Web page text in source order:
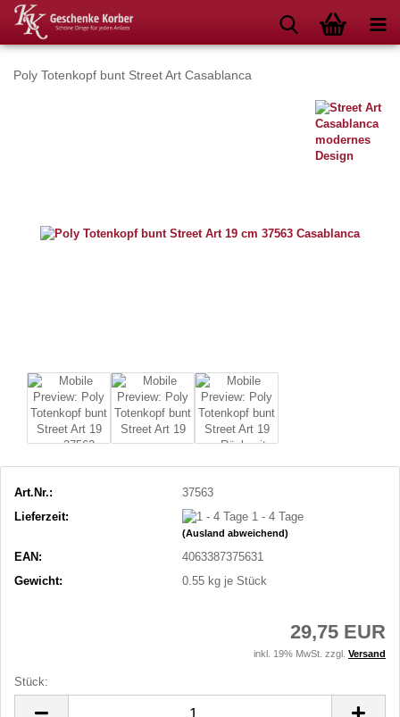
Poly Totenkopf bunt Street Art Casablanca
Art.Nr.:
37563
Lieferzeit:
1 - 4 Tage
(Ausland abweichend)
EAN:
4063387375631
Gewicht:
0.55 kg je Stück
29,75 EUR
inkl. 19% MwSt. zzgl. Versand
Stück: